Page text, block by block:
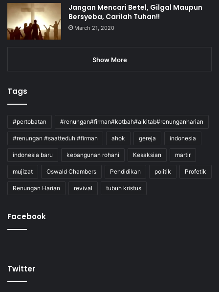
Jangan Mencari Betel, Gilgal Maupun
Bersyeba, Carilah Tuhan!!
March 21, 2020
Show More
Tags
#pertobatan #renungan#firman#kotbah#alkitab#renunganharian
#renungan #saatteduh #firman ahok gereja indonesia
indonesia baru kebangunan rohani Kesaksian martir
mujizat Oswald Chambers Pendidikan politik Profetik
Renungan Harian revival tubuh kristus
Facebook
Twitter